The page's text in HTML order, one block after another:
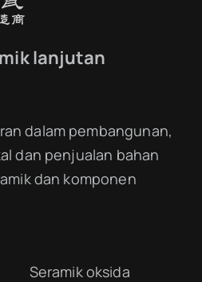
lanjutan
dalam pembangunan,
dan penjualan bahan
dan komponen
Seramik oksida